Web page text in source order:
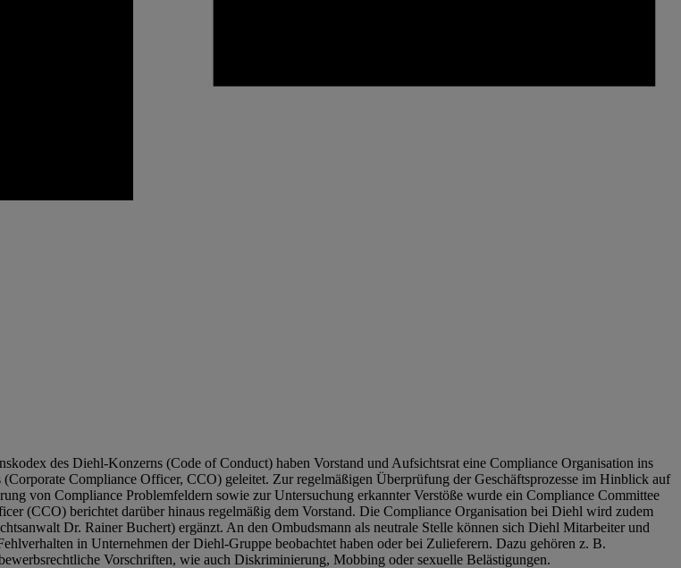
des Diehl-Konzerns (Code of Conduct) haben Vorstand und Aufsichtsrat eine Compliance Organisation ins
Compliance Officer, CCO) geleitet. Zur regelmäßigen Überprüfung der Geschäftsprozesse im Hinblick auf
von Compliance Problemfeldern sowie zur Untersuchung erkannter Verstöße wurde ein Compliance Committee
(CCO) berichtet darüber hinaus regelmäßig dem Vorstand. Die Compliance Organisation bei Diehl wird zudem
Dr. Rainer Buchert) ergänzt. An den Ombudsmann als neutrale Stelle können sich Diehl Mitarbeiter und
in Unternehmen der Diehl-Gruppe beobachtet haben oder bei Zulieferern. Dazu gehören z. B.
Vorschriften, wie auch Diskriminierung, Mobbing oder sexuelle Belästigungen.